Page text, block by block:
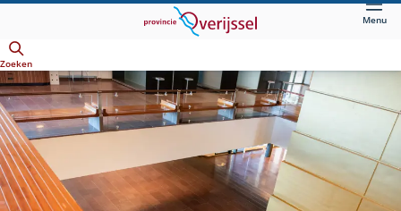
hoofdinhoud
Menu
Zoeken